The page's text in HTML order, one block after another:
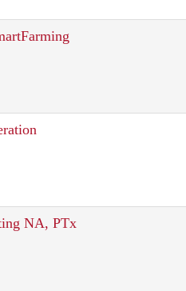
NA, PTx